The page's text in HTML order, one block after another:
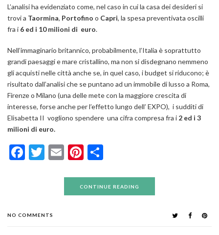
L’analisi ha evidenziato come, nel caso in cui la casa dei desideri si
trovi a Taormina, Portofino o Capri, la spesa preventivata oscilli
fra i 6 ed i 10 milioni di euro.
Nell’immaginario britannico, probabilmente, l’Italia è soprattutto
grandi paesaggi e mare cristallino, ma non si disdegnano nemmeno
gli acquisti nelle città anche se, in quel caso, i budget si riducono; è
risultato dall’analisi che se puntano ad un immobile di lusso a Roma,
Firenze o Milano (una delle mete con la maggiore crescita di
interesse, forse anche per l’effetto lungo dell’ EXPO), i sudditi di
Elisabetta II vogliono spendere una cifra compresa fra i 2 ed i 3
milioni di euro.
Facebook
Twitter
EmailPinterest
CONTINUE READING
NO COMMENTS